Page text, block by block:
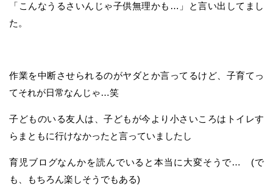
「こんなうるさいんじゃ子供無理かも…」と言い出してまし
た。
作業を中断させられるのがヤダとか言ってるけど、子育てっ
てそれが日常なんじゃ…笑
子どものいる友人は、子どもが今より小さいころはトイレす
らまともに行けなかったと言っていましたし
育児ブログなんかを読んでいると本当に大変そうで… (で
も、もちろん楽しそうでもある)